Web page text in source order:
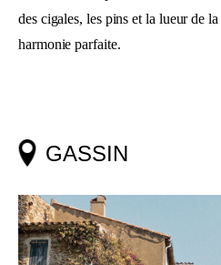
des cigales, les pins et la lueur de
harmonie parfaite.
GASSIN